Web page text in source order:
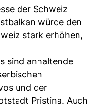
der Schweiz
würde den
stark erhöhen,
sind anhaltende
und der
Pristina. Auch